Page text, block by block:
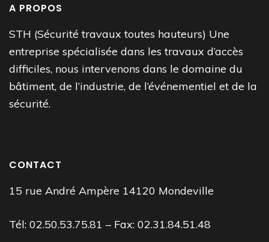
A PROPOS
STH (Sécurité travaux toutes hauteurs) Une
entreprise spécialisée dans les travaux d’accès
difficiles, nous intervenons dans le domaine du
bâtiment, de l’industrie, de l’événementiel et de la
sécurité.
CONTACT
15 rue André Ampère 14120 Mondeville
Tél: 02.50.53.75.81 – Fax: 02.31.84.51.48